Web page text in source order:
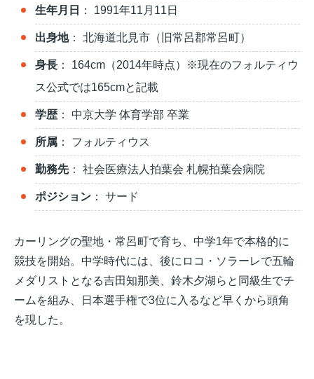
生年月日 ： 1991年11月11日
出身地： 北海道北見市（旧常呂郡常呂町）
身長 ： 164cm（2014年時点）※現在のフォルティウ
ス公式では165cmと記載
学歴： 中京大学 体育学部 卒業
所属 ： フォルティウス
勤務先： 社会医療法人拍葉会 札幌拍葉会病院
ポジション ： サード
カーリングの聖地・常呂町で育ち、中学1年で本格的に
競技を開始。中学時代には、後にロコ・ソラーレで五輪
メダリストとなる吉田知那美、鈴木夕湖らと同級生でチ
ームを組み、日本選手権で3位に入るなど早くから頭角
を現した。